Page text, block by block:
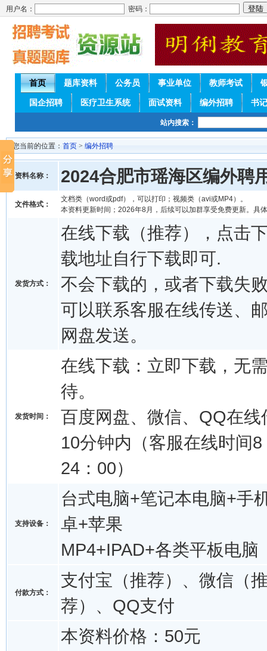
用户名： 密码：
首页 题库资料 公务员 事业单位 教师考试
国企招聘 医疗卫生系统 面试资料 编外招聘 书
站内搜索：
您当前的位置： 首页 > 编外招聘
资料名称： 2024合肥市瑶海区编外聘
文件格式：
文档类（word或pdf），可以打印；视频类（avi或MP4）。
本资料更新时间；2026年8月，后续可以加群享受免费更新。具
发货方式：
在线下载（推荐），点击
载地址自行下载即可.
不会下载的，或者下载失
可以联系客服在线传送、
网盘发送。
发货时间：
在线下载：立即下载，无
待。
百度网盘、微信、QQ在线
10分钟内（客服在线时间8
24：00）
支持设备：
台式电脑+笔记本电脑+手
卓+苹果
MP4+IPAD+各类平板电脑
付款方式：
支付宝（推荐）、微信（
荐）、QQ支付
本资料价格：50元